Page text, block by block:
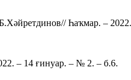
Һаҡмар. –
– 14 ғинуар. – № 2. – б.6.